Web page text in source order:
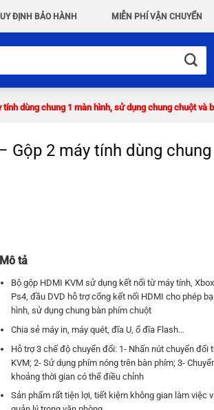
ĐỊNH BẢO HÀNH MIỄN PHÍ VẬN CHUYỂN
tính dùng chung 1 màn hình, sử dụng chung chuột và
Gộp 2 máy tính dùng
Mô tả
Bộ gộp HDMI KVM sử dụng kết nối từ máy tính,
Ps4, đầu DVD hỗ trợ cổng kết nối HDMI cho phép
hình, sử dụng chung bàn phím chuột
Chia sẻ máy in, máy quét, đĩa U, ổ đĩa Flash…
Hỗ trợ 3 chế độ chuyển đổi: 1- Nhấn nút chuyển đổi
KVM; 2- Sử dụng phím nóng trên bàn phím; 3-
khoảng thời gian có thể điều chỉnh
Sản phẩm rất tiện lợi, tiết kiệm không gian làm việc